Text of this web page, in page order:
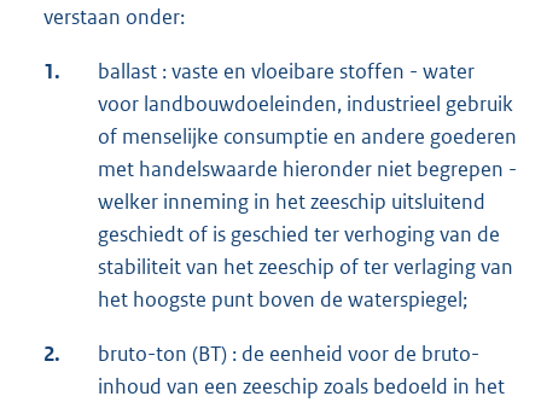
verstaan onder:
1.
ballast : vaste en vloeibare stoffen - water
voor landbouwdoeleinden, industrieel gebruik
of menselijke consumptie en andere goederen
met handelswaarde hieronder niet begrepen -
welker inneming in het zeeschip uitsluitend
geschiedt of is geschied ter verhoging van de
stabiliteit van het zeeschip of ter verlaging van
het hoogste punt boven de waterspiegel;
2.
bruto-ton (BT) : de eenheid voor de bruto-
inhoud van een zeeschip zoals bedoeld in het